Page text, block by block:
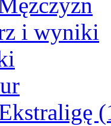
i wyniki